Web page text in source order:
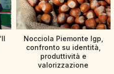
Nocciola Piemonte Igp,
confronto su identità,
produttività e
valorizzazione